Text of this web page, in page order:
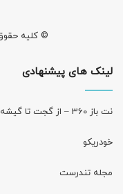
© کلیه
لینک های پیشنهادی
نت باز 360 – از گجت تا گیشه
خودریکو
مجله‌ تندرست